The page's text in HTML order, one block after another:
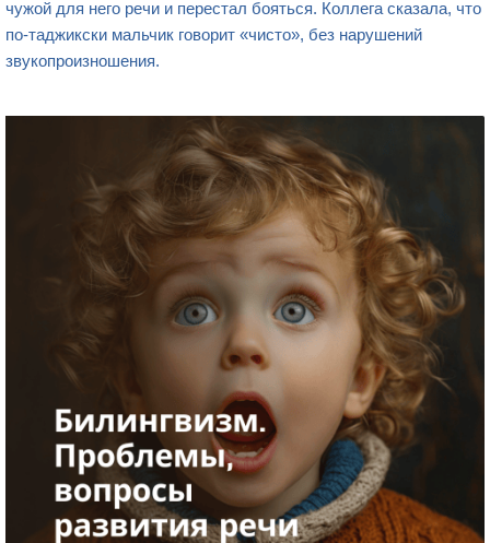
чужой для него речи и перестал бояться. Коллега сказала, что
по-таджикски мальчик говорит «чисто», без нарушений
звукопроизношения.